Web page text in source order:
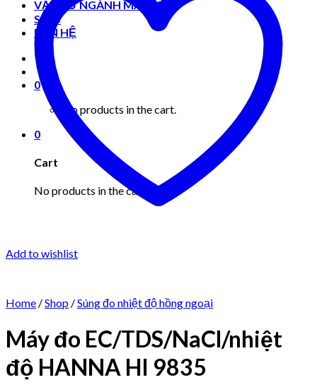
VẬT TƯ NGÀNH MAY MẶC
Shop
LIÊN HỆ
0
No products in the cart.
0
Cart
No products in the cart.
Add to wishlist
Home /Shop /Súng đo nhiệt độ hồng ngoại
Máy đo EC/TDS/NaCl/nhiệt
độ HANNA HI 9835